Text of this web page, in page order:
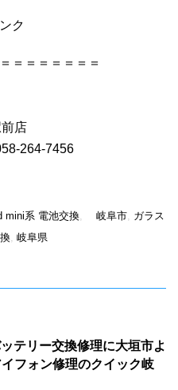
ク
＝＝＝＝＝＝＝
店
264-7456
系 電池交換 岐阜市 ガラス
岐阜県
テリー交換修理に大垣市よ
フォン修理のクイック岐